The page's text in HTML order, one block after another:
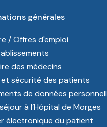
générales
/ Offres d'emploi
des médecins
sécurité des patients
de données
à l’Hôpital de Morges
électronique du patient